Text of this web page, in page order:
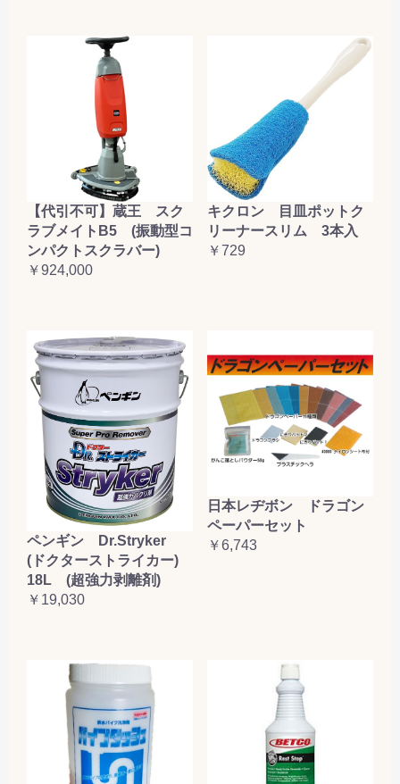
【代引不可】蔵王 スク
ラブメイトB5 (振動型コ
ンパクトスクラバー)
￥924,000
キクロン 目皿ポットク
リーナースリム 3本入
￥729
ペンギン Dr.Stryker
(ドクターストライカー)
18L (超強力剥離剤)
￥19,030
日本レヂボン ドラゴン
ペーパーセット
￥6,743